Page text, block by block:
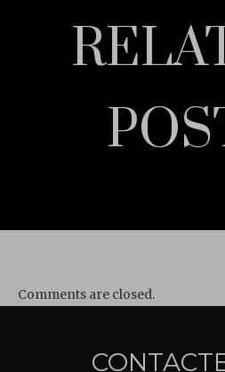
Comments are closed.